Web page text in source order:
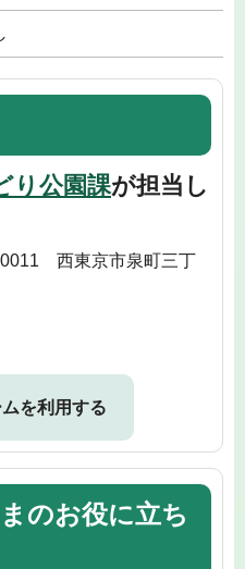
り公園課が担当し
西東京市泉町三丁
を利用する
のお役に立ち